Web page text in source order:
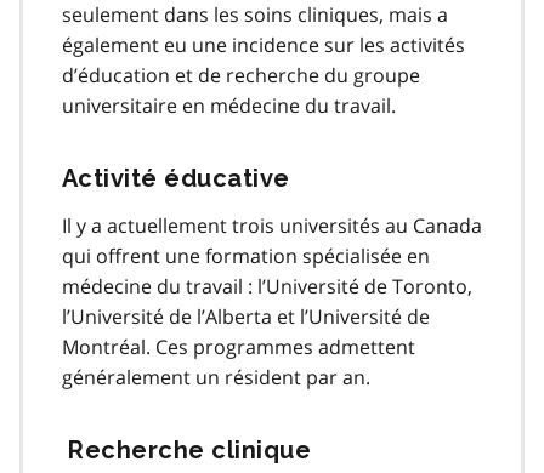
seulement dans les soins cliniques, mais a
également eu une incidence sur les activités
d’éducation et de recherche du groupe
universitaire en médecine du travail.
Activité éducative
Il y a actuellement trois universités au Canada
qui offrent une formation spécialisée en
médecine du travail : l’Université de Toronto,
l’Université de l’Alberta et l’Université de
Montréal. Ces programmes admettent
généralement un résident par an.
Recherche clinique